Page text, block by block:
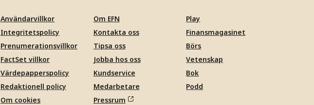
Användarvillkor
Integritetspolicy
Prenumerationsvillkor
FactSet villkor
Värdepapperspolicy
Redaktionell policy
Om cookies
Om EFN
Kontakta oss
Tipsa oss
Jobba hos oss
Kundservice
Medarbetare
Pressrum
Play
Finansmagasinet
Börs
Vetenskap
Bok
Podd